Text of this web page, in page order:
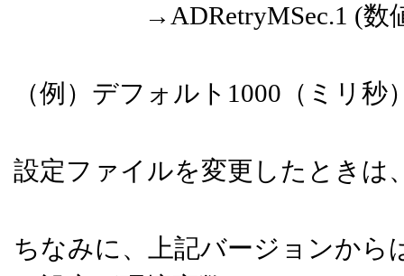
→ADRetryMSec.1 (数値)
（例）デフォルト1000（ミリ
設定ファイルを変更したときは
ちなみに、上記バージョンから